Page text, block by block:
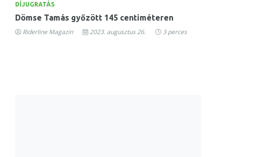
DÍJUGRATÁS
Dömse Tamás győzött 145 centiméteren
Riderline Magazin 2023. augusztus 26. 3 perces